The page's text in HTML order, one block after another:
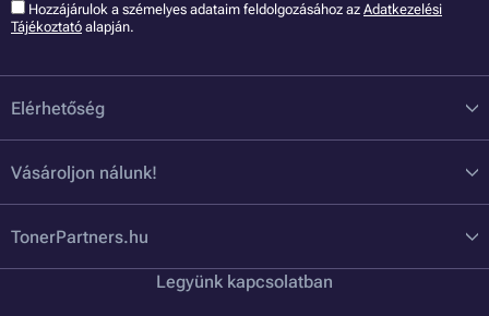
Hozzájárulok a szémelyes adataim feldolgozásához az Adatkezelési
Tájékoztató alapján.
Elérhetőség
Vásároljon nálunk!
TonerPartners.hu
Legyünk kapcsolatban